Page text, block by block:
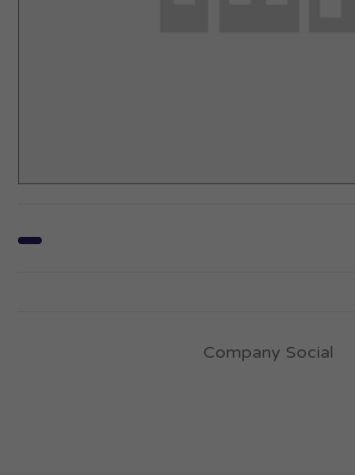
Company Social